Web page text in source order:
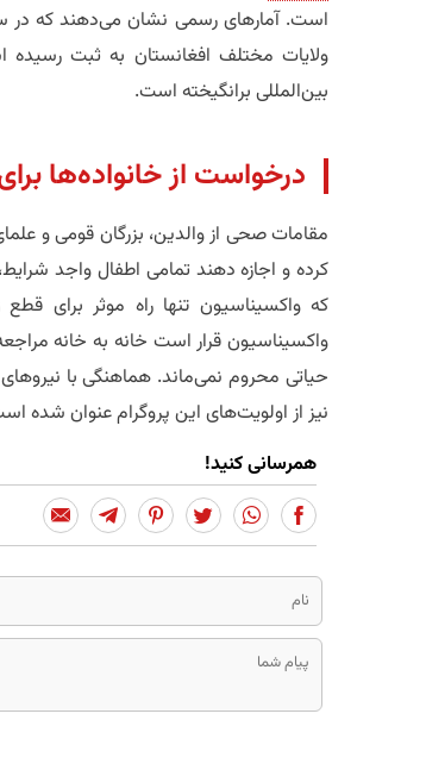
ولایات مختلف افغانستان به ثبت
بین‌المللی برانگیخته است.
​درخواست از خانواده‌ها
مقامات صحی از والدین، بزرگان قومی و
کرده و اجازه دهند تمامی اطفال واجد
که واکسیناسیون تنها راه موثر برای
واکسیناسیون قرار است خانه به خانه
حیاتی محروم نمی‌ماند. هماهنگی با
نیز از اولویت‌های این پروگرام عنوان شده
همرسانی کنید!